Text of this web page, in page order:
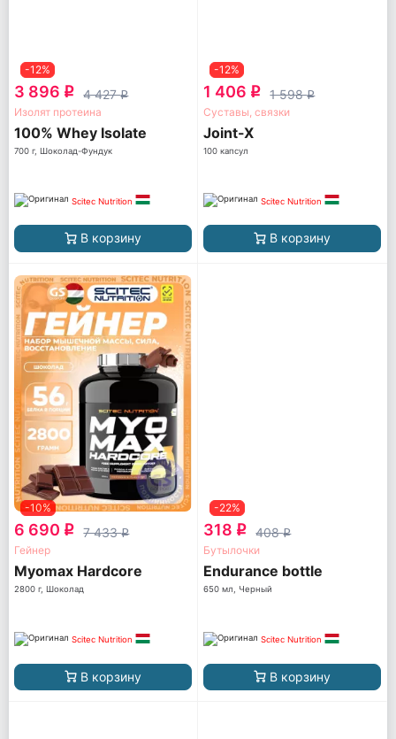
-12%
3 896 q 4 427q
Изолят протеина
100% Whey Isolate
700 г, Шоколад-Фундук
Scitec Nutrition
В корзину
-12%
1 406 q 1 598q
Суставы, связки
Joint-X
100 капсул
Scitec Nutrition
В корзину
-10%
6 690 q 7 433q
Гейнер
Myomax Hardcore
2800 г, Шоколад
Scitec Nutrition
В корзину
-22%
318 q 408q
Бутылочки
Endurance bottle
650 мл, Черный
Scitec Nutrition
В корзину